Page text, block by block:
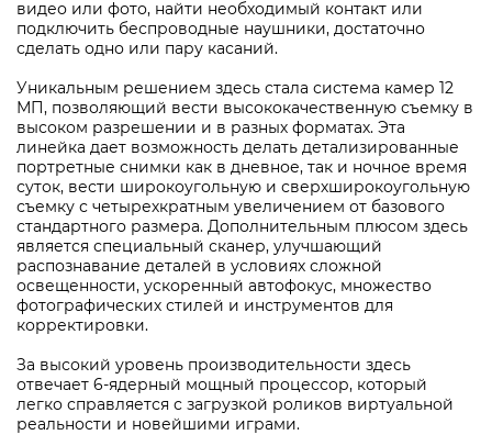
видео или фото, найти необходимый контакт или
подключить беспроводные наушники, достаточно
сделать одно или пару касаний.
Уникальным решением здесь стала система камер 12
МП, позволяющий вести высококачественную съемку в
высоком разрешении и в разных форматах. Эта
линейка дает возможность делать детализированные
портретные снимки как в дневное, так и ночное время
суток, вести широкоугольную и сверхширокоугольную
съемку с четырехкратным увеличением от базового
стандартного размера. Дополнительным плюсом здесь
является специальный сканер, улучшающий
распознавание деталей в условиях сложной
освещенности, ускоренный автофокус, множество
фотографических стилей и инструментов для
корректировки.
За высокий уровень производительности здесь
отвечает 6-ядерный мощный процессор, который
легко справляется с загрузкой роликов виртуальной
реальности и новейшими играми.